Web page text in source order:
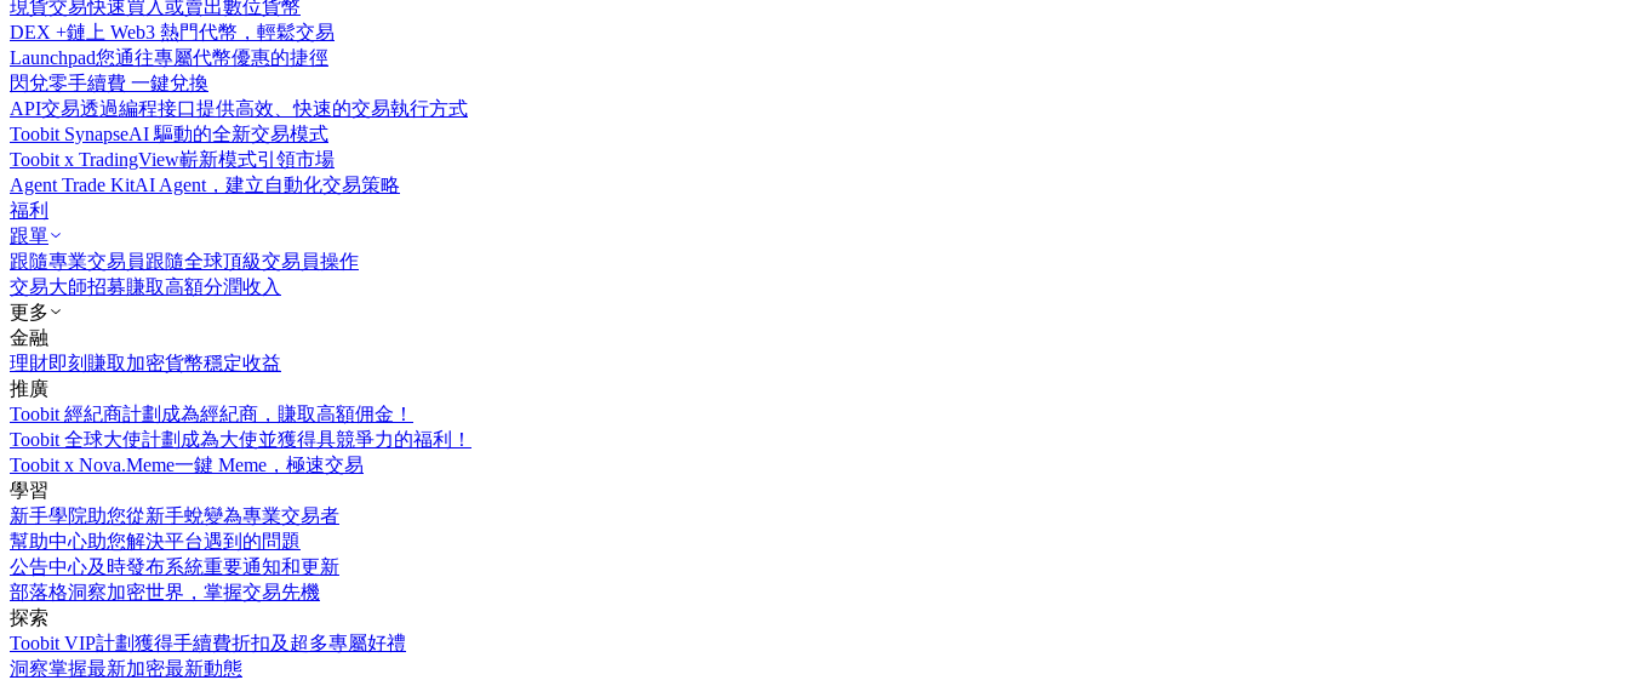
現貨交易快速買入或賣出數位貨幣
DEX +鏈上 Web3 熱門代幣，輕鬆交易
Launchpad您通往專屬代幣優惠的捷徑
閃兌零手續費 一鍵兌換
API交易透過編程接口提供高效、快速的交易執行方式
Toobit SynapseAI 驅動的全新交易模式
Toobit x TradingView嶄新模式引領市場
Agent Trade KitAI Agent，建立自動化交易策略
福利
跟單
跟隨專業交易員跟隨全球頂級交易員操作
交易大師招募賺取高額分潤收入
更多
金融
理財即刻賺取加密貨幣穩定收益
推廣
Toobit 經紀商計劃 成為經紀商，賺取高額佣金！
Toobit 全球大使計劃 成為大使並獲得具競爭力的福利！
Toobit x Nova.Meme一鍵 Meme，極速交易
學習
新手學院助您從新手蛻變為專業交易者
幫助中心助您解決平台遇到的問題
公告中心及時發布系統重要通知和更新
部落格洞察加密世界，掌握交易先機
探索
Toobit VIP計劃獲得手續費折扣及超多專屬好禮
洞察掌握最新加密最新動態